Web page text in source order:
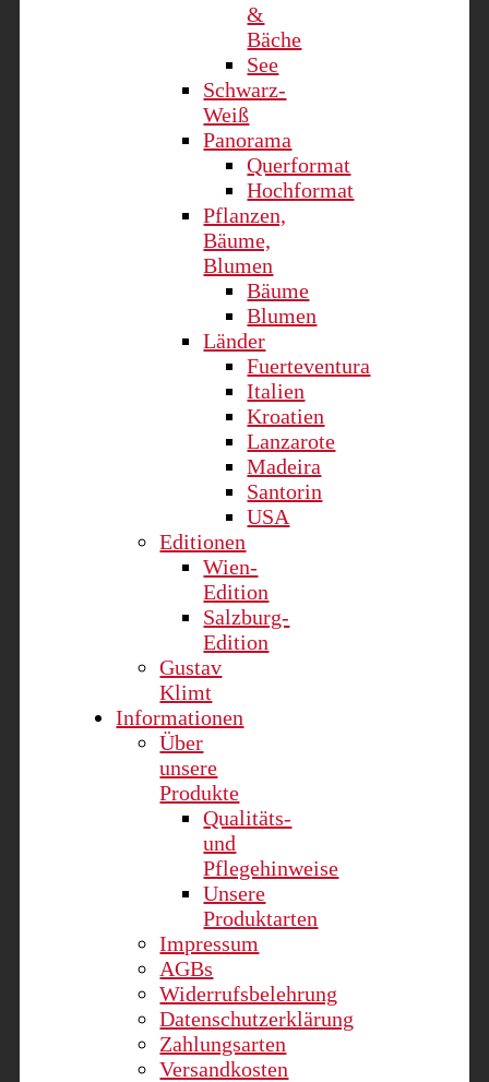
&
Bäche
See
Schwarz-
Weiß
Panorama
Querformat
Hochformat
Pflanzen,
Bäume,
Blumen
Bäume
Blumen
Länder
Fuerteventura
Italien
Kroatien
Lanzarote
Madeira
Santorin
USA
Editionen
Wien-
Edition
Salzburg-
Edition
Gustav
Klimt
Informationen
Über
unsere
Produkte
Qualitäts-
und
Pflegehinweise
Unsere
Produktarten
Impressum
AGBs
Widerrufsbelehrung
Datenschutzerklärung
Zahlungsarten
Versandkosten